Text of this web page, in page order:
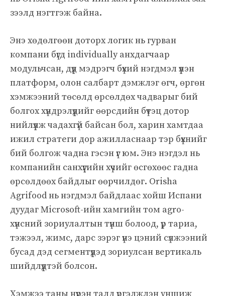
зээлд нэгтгэж байна.
Энэ хөдөлгөөн доторх логик нь гурван
компани бүгд individually анхдагчаар
модульчсан, дүүд мэдрэгч бүхий нэгдмэл үүлэн
платформ, олон салбарт дэмжлэг өгч, өргөн
хэмжээний төсөлд өрсөлдөх чадварыг бий
болгох хүндрэлүүдийг өөрсдийн бүтэц дотор
нийлүүлж чадахгүй байсан бол, харин хамтдаа
ижил стратеги дор ажилласнаар тэр бүхнийг
бий болгож чадна гэсэн үг юм. Энэ нэгдэл нь
компанийн санхүүгийн хүчийг өсгөхөөс гадна
өрсөлдөөх байдлыг өөрчилдөг. Orisha
Agrifood нь нэгдмэл байдлаас хойш Испани
дуудаг Microsoft-ийн хамгийн том agro-
хүнсний зориулалтын түнш болоод, үр тариа,
тэжээл, жимс, дарс зэрэг үнэ цэний сүлжээний
бусад дэд сегментүүдэд зориулсан вертикаль
шийдлүүдтэй болсон.
Хэмжээ таны нүүрэн талд үргэлжлэн уншиж